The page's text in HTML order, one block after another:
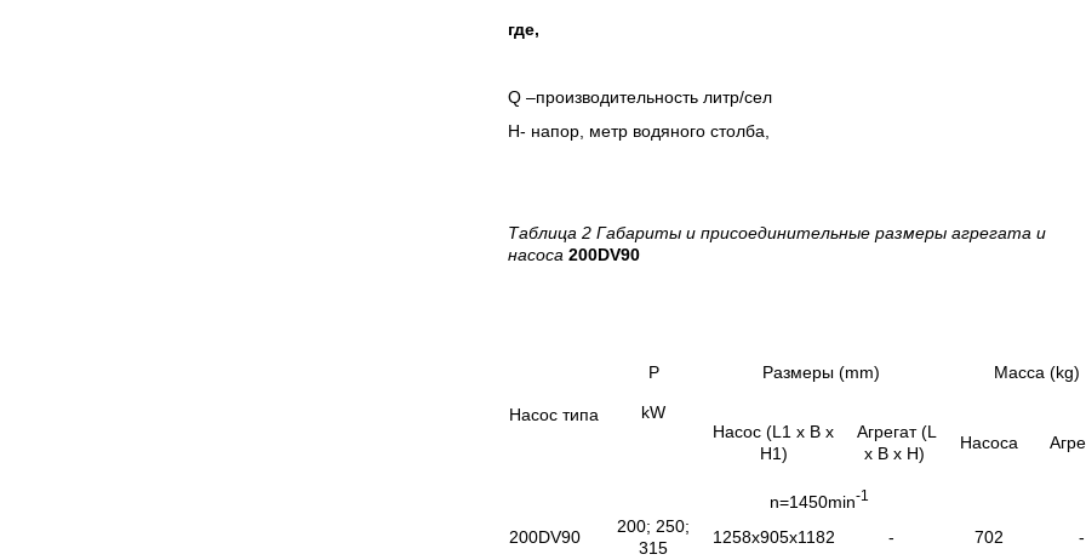
где,
Q –производительность литр/сел
H- напор, метр водяного столба,
Таблица 2 Габариты и присоединительные размеры агрегата и
насоса 200DV90
Насос типа
P Размеры (mm) Масса (kg)
kW
Насос (L1 x B x
H1)
Агрегат (L
x B x H)
Насоса
n=1450min-1
200DV90
200; 250;
315
1258x905x1182 - 702 -